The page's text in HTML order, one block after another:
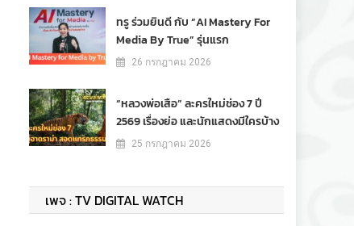
ทรู ร่วมยินดี กับ “AI Mastery For
Media By True” รุ่นแรก
26 กรกฎาคม 2026
“หลวงพ่อเสือ” ละครใหม่ช่อง 7 ปี
2569 เรื่องย่อ และนักแสดงมีใครบ้าง
25 กรกฎาคม 2026
เพจ : TV DIGITAL WATCH